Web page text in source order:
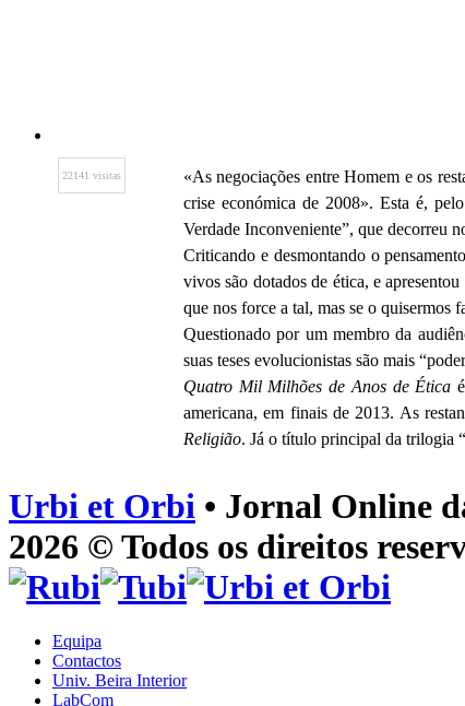
22141 visitas
«As negociações entre Homem e os
crise económica de 2008». Esta é,
Verdade Inconveniente”, que decorreu
Criticando e desmontando o
vivos são dotados de ética, e
que nos force a tal, mas se o quisermos
Questionado por um membro da
suas teses evolucionistas são mais
Quatro Mil Milhões de Anos de Ética
americana, em finais de 2013. As
Religião. Já o título principal da trilogia
Urbi et Orbi • Jornal Online
2026 © Todos os direitos
Equipa
Contactos
Univ. Beira Interior
LabCom